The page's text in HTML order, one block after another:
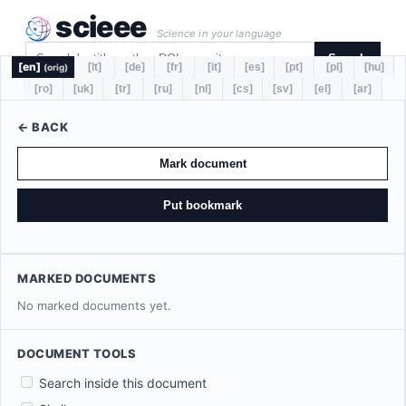
scieee Science in your language
Search
[en] (orig) [lt] [de] [fr] [it] [es] [pt] [pl]
[hu]
[ro]
[uk] [tr] [ru] [nl] [cs] [sv] [el] [ar]
← BACK
Mark document
Put bookmark
MARKED DOCUMENTS
No marked documents yet.
DOCUMENT TOOLS
Search inside this document